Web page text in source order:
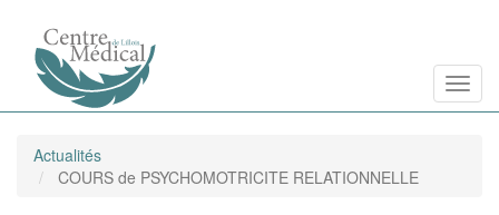
contenu
Actualités
COURS de PSYCHOMOTRICITE RELATIONNELLE